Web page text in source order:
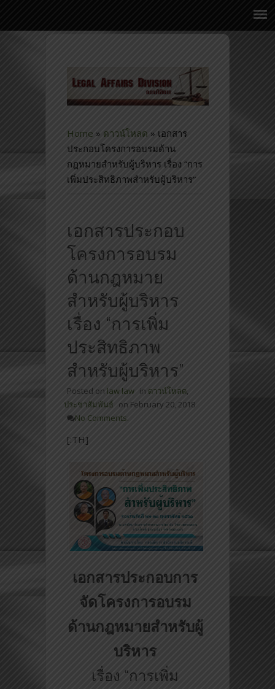
Home » ดาวน์โหลด » เอกสาร
ประกอบโครงการอบรมด้าน
กฎหมายสำหรับผู้บริหาร เรื่อง “การ
เพิ่มประสิทธิภาพสำหรับผู้บริหาร”
เอกสารประกอบ
โครงการอบรม
ด้านกฎหมาย
สำหรับผู้บริหาร
เรื่อง “การเพิ่ม
ประสิทธิภาพ
สำหรับผู้บริหาร”
Posted on law law in ดาวน์โหลด,
ประชาสัมพันธ์ on February 20, 2018
No Comments.
[:TH]
เอกสารประกอบการ
จัดโครงการอบรม
ด้านกฎหมายสำหรับผู้
บริหาร
เรื่อง “การเพิ่ม